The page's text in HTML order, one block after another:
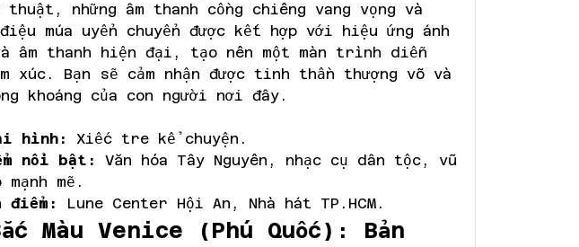
thuật, những âm thanh cồng chiêng vang vọng và
điệu múa uyển chuyển được kết hợp với hiệu ứng ánh
âm thanh hiện đại, tạo nên một màn trình diễn
xúc. Bạn sẽ cảm nhận được tinh thần thượng võ và
khoáng của con người nơi đây.
hình:
Xiếc tre kể chuyện.
nổi bật:
Văn hóa Tây Nguyên, nhạc cụ dân tộc, vũ
mạnh mẽ.
điểm:
Lune Center Hội An, Nhà hát TP.HCM.
Màu Venice (Phú Quốc): Bản